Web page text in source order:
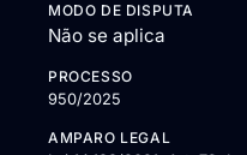
MODO DE DISPUTA
Não se aplica
PROCESSO
950/2025
AMPARO LEGAL